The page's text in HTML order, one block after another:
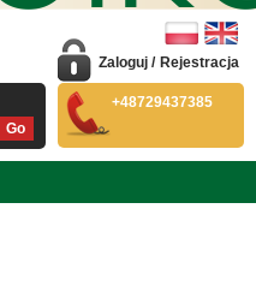
Zaloguj / Rejestracja
+48729437385